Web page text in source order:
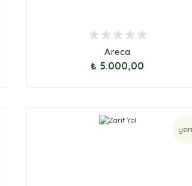
Areca
₺ 5.000,00